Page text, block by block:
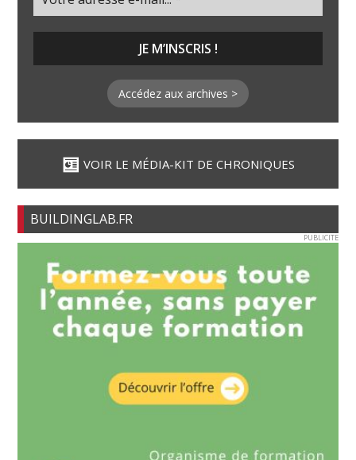
Accédez aux archives >
VOIR LE MÉDIA-KIT DE CHRONIQUES
BUILDINGLAB.FR
PUBLICITE